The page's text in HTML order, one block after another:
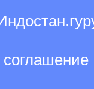
соглашение